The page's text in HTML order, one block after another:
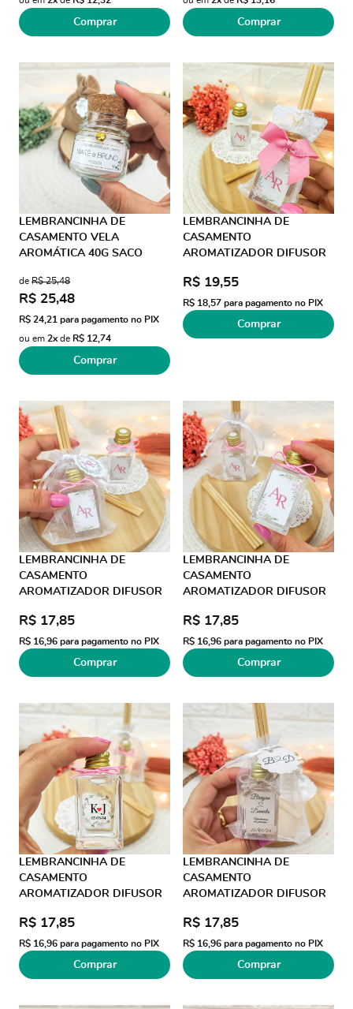
Comprar Comprar
LEMBRANCINHA DE
CASAMENTO VELA
AROMÁTICA 40G SACO
de R$ 25,48
R$ 25,48
R$ 24,21 para pagamento no PIX
ou em 2x de R$ 12,74
Comprar
LEMBRANCINHA DE
CASAMENTO
AROMATIZADOR DIFUSOR
RENDA LAÇO GORGURÃO
R$ 19,55
R$ 18,57 para pagamento no PIX
Comprar
LEMBRANCINHA DE
CASAMENTO
AROMATIZADOR DIFUSOR
SEDA
R$ 17,85
R$ 16,96 para pagamento no PIX
Comprar
LEMBRANCINHA DE
CASAMENTO
AROMATIZADOR DIFUSOR
SEDA AD COLORIDO
R$ 17,85
R$ 16,96 para pagamento no PIX
Comprar
LEMBRANCINHA DE
CASAMENTO
AROMATIZADOR DIFUSOR
SEDA AD TRANSPARENTE
R$ 17,85
R$ 16,96 para pagamento no PIX
Comprar
LEMBRANCINHA DE
CASAMENTO
AROMATIZADOR DIFUSOR
R$ 17,85
R$ 16,96 para pagamento no PIX
Comprar